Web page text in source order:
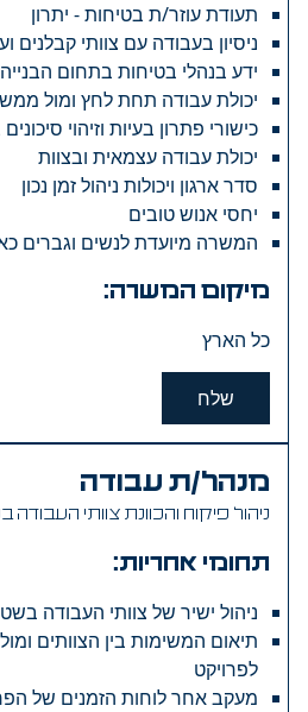
תעודת עוזר/ת בטיחות - יתרון
ניסיון בעבודה עם צוותי קבלנים
ידע בנהלי בטיחות בתחום
יכולת עבודה תחת לחץ ומול
כישורי פתרון בעיות וזיהוי
יכולת עבודה עצמאית ובצוות
סדר ארגון ויכולות ניהול זמן נכון
יחסי אנוש טובים
המשרה מיועדת לנשים וגברים
מיקום המשרה:
כל הארץ
שלח
מנהל/ת עבודה
ניהול פיקוח והכוונת צוותי העבודה
תחומי אחריות:
ניהול ישיר של צוותי העבודה
תיאום המשימות בין הצוותים
לפרויקט
מעקב אחר לוחות הזמנים של